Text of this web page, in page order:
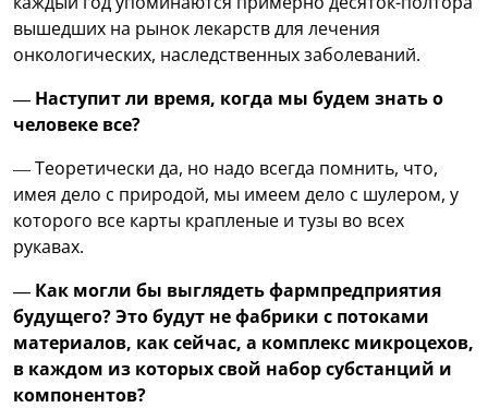
вышедших на рынок лекарств для лечения
онкологических, наследственных заболеваний.
— Наступит ли время, когда мы будем знать о
человеке все?
— Теоретически да, но надо всегда помнить, что,
имея дело с природой, мы имеем дело с шулером, у
которого все карты крапленые и тузы во всех
рукавах.
— Как могли бы выглядеть фармпредприятия
будущего? Это будут не фабрики с потоками
материалов, как сейчас, а комплекс микроцехов,
в каждом из которых свой набор субстанций и
компонентов?